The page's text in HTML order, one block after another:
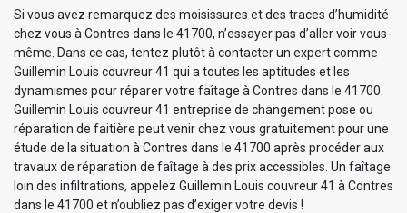
Si vous avez remarquez des moisissures et des traces d’humidité
chez vous à Contres dans le 41700, n’essayer pas d’aller voir vous-
même. Dans ce cas, tentez plutôt à contacter un expert comme
Guillemin Louis couvreur 41 qui a toutes les aptitudes et les
dynamismes pour réparer votre faîtage à Contres dans le 41700.
Guillemin Louis couvreur 41 entreprise de changement pose ou
réparation de faitière peut venir chez vous gratuitement pour une
étude de la situation à Contres dans le 41700 après procéder aux
travaux de réparation de faîtage à des prix accessibles. Un faîtage
loin des infiltrations, appelez Guillemin Louis couvreur 41 à Contres
dans le 41700 et n’oubliez pas d’exiger votre devis !